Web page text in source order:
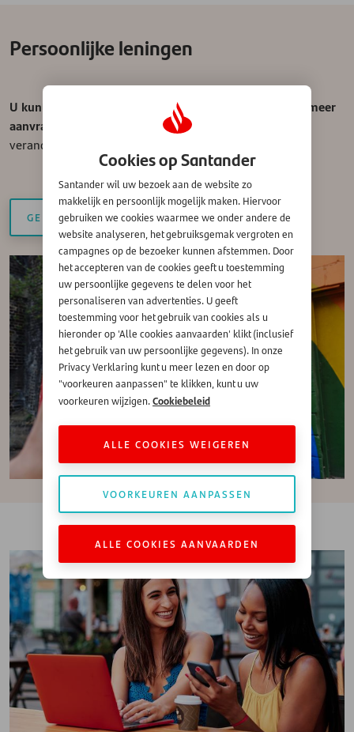
Persoonlijke leningen
U kunt via deze website geen persoonlijke geldlening meer
aanvragen.
Heeft u een persoonlijke lening bij ons? Dan
verandert er niets voor u. Meer informatie vindt u hier:
GEEN PERSOONLIJKE LENINGEN MEER
Cookies op Santander
Santander wil uw bezoek aan de website zo
makkelijk en persoonlijk mogelijk maken. Hiervoor
gebruiken we cookies waarmee we onder andere de
website analyseren, het gebruiksgemak vergroten en
campagnes op de bezoeker kunnen afstemmen. Door
het accepteren van de cookies geeft u toestemming
uw persoonlijke gegevens te delen voor het
personaliseren van advertenties. U geeft
toestemming voor het gebruik van cookies als u
hieronder op 'Alle cookies aanvaarden' klikt (inclusief
het gebruik van uw persoonlijke gegevens). In onze
Privacy Verklaring kunt u meer lezen en door op
"voorkeuren aanpassen" te klikken, kunt u uw
voorkeuren wijzigen.Cookiebeleid
ALLE COOKIES WEIGEREN
VOORKEUREN AANPASSEN
ALLE COOKIES AANVAARDEN